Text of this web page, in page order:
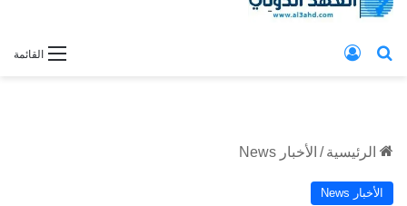
القائمة بحث عن
الرئيسية / الأخبار News
الأخبار News